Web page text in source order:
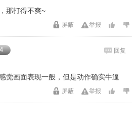
那打得不爽~
举报
屏蔽
回复
觉画面表现一般，但是动作确实牛逼
举报
屏蔽